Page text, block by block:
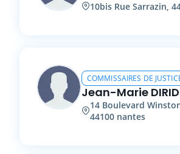
10bis Rue Sarrazin,
COMMISSAIRES DE
Jean-Marie
14 Boulevard
44100 nantes